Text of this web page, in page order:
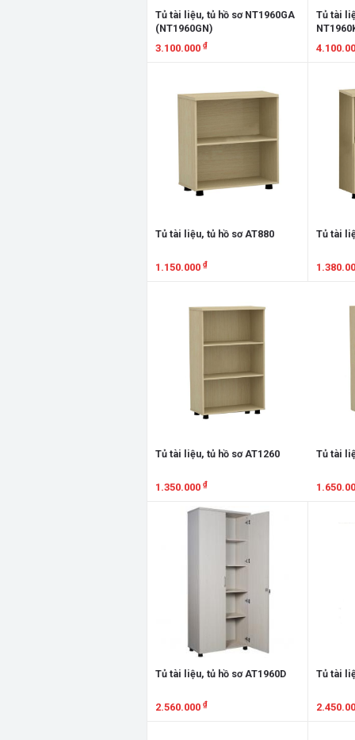
Tủ tài liệu, tủ hồ sơ NT1960GA
(NT1960GN)
3.100.000 ₫
Tủ tài
Tủ tài liệu, tủ hồ sơ AT880
1.150.000 ₫
Tủ tài
Tủ tài liệu, tủ hồ sơ AT1260
1.350.000 ₫
Xem chi tiết
Tủ tài
Tủ tài liệu, tủ hồ sơ AT1960D
2.560.000 ₫
Tủ tài